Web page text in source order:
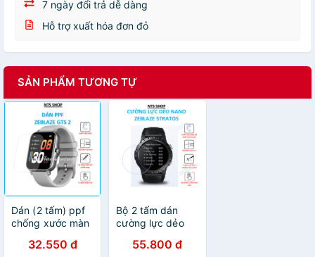
7 ngày đổi trả dễ dàng
Hỗ trợ xuất hóa đơn đỏ
SẢN PHẨM TƯƠNG TỰ
Dán (2 tấm) ppf
chống xước màn
32.550 đ
Bộ 2 tấm dán
cường lực dẻo
Zeblaze stratos
55.800 đ